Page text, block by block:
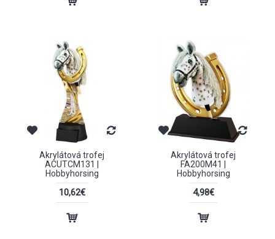
Akrylátová trofej
ACUTCM131 |
Hobbyhorsing
10,62€
Akrylátová trofej
FA200M41 |
Hobbyhorsing
4,98€